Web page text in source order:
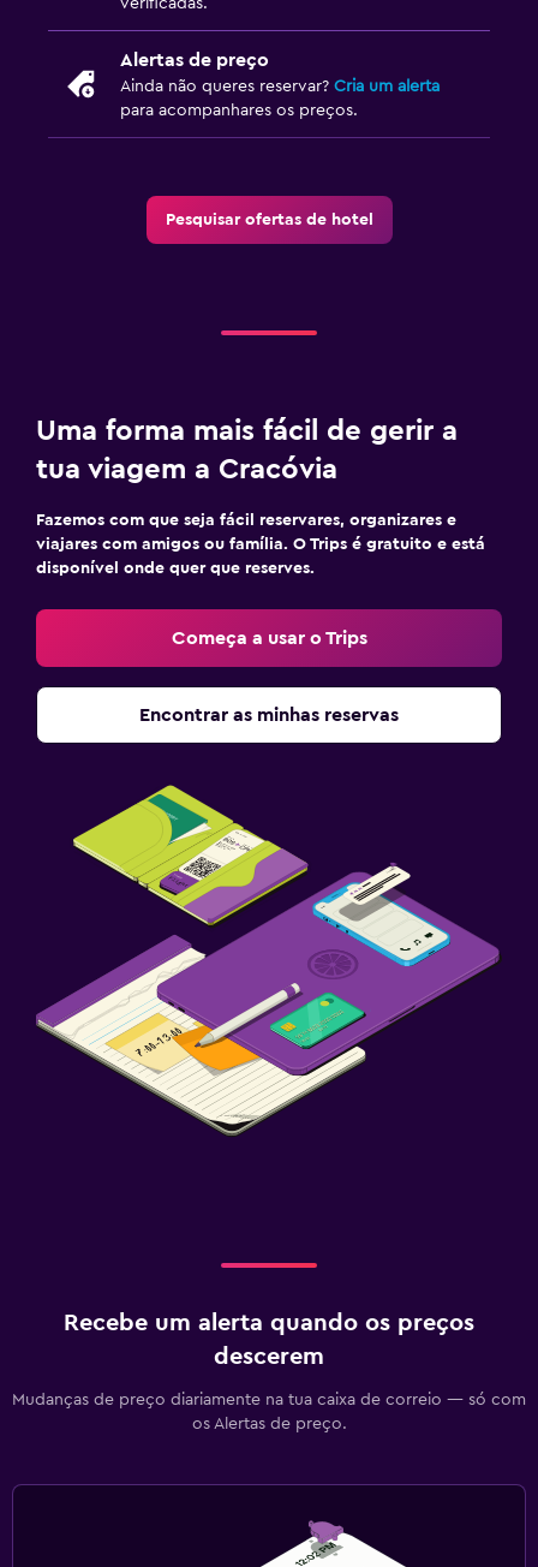
Alertas de preço
Ainda não queres reservar? Cria um alerta
para acompanhares os preços.
Pesquisar ofertas de hotel
Uma forma mais fácil de gerir a
tua viagem a Cracóvia
Fazemos com que seja fácil reservares, organizares e
viajares com amigos ou família. O Trips é gratuito e está
disponível onde quer que reserves.
Começa a usar o Trips
Encontrar as minhas reservas
Recebe um alerta quando os preços
descerem
Mudanças de preço diariamente na tua caixa de correio — só com
os Alertas de preço.